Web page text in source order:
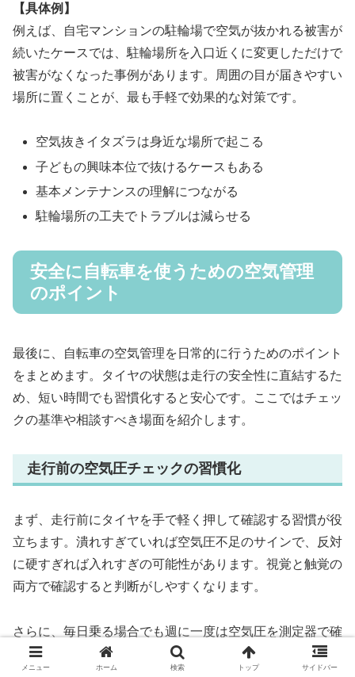
【具体例】
例えば、自宅マンションの駐輪場で空気が抜かれる被害が
続いたケースでは、駐輪場所を入口近くに変更しただけで
被害がなくなった事例があります。周囲の目が届きやすい
場所に置くことが、最も手軽で効果的な対策です。
空気抜きイタズラは身近な場所で起こる
子どもの興味本位で抜けるケースもある
基本メンテナンスの理解につながる
駐輪場所の工夫でトラブルは減らせる
安全に自転車を使うための空気管理
のポイント
最後に、自転車の空気管理を日常的に行うためのポイント
をまとめます。タイヤの状態は走行の安全性に直結するた
め、短い時間でも習慣化すると安心です。ここではチェッ
クの基準や相談すべき場面を紹介します。
走行前の空気圧チェックの習慣化
まず、走行前にタイヤを手で軽く押して確認する習慣が役
立ちます。潰れすぎていれば空気圧不足のサインで、反対
に硬すぎれば入れすぎの可能性があります。視覚と触覚の
両方で確認すると判断がしやすくなります。
さらに、毎日乗る場合でも週に一度は空気圧を測定器で確
認しておくと安心です。ちょっとした変化にも気付きやす
メニュー ホーム 検索 トップ サイドバー